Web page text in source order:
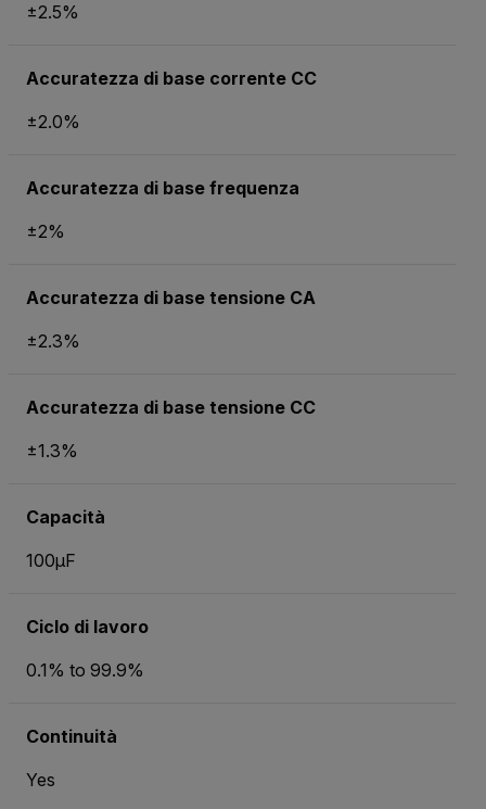
±2.5%
Accuratezza di base corrente CC
±2.0%
Accuratezza di base frequenza
±2%
Accuratezza di base tensione CA
±2.3%
Accuratezza di base tensione CC
±1.3%
Capacità
100µF
Ciclo di lavoro
0.1% to 99.9%
Continuità
Yes